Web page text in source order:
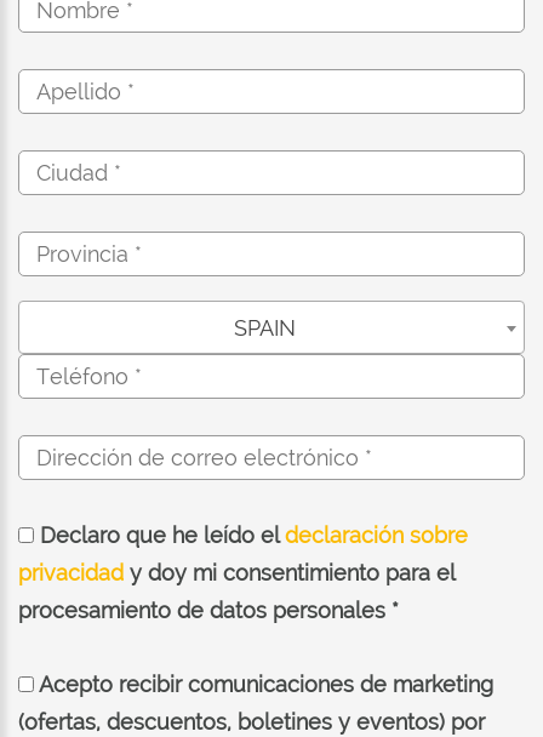
SPAIN
Declaro que he leído eldeclaración sobre
privacidad y doy mi consentimiento para el
procesamiento de datos personales *
Acepto recibir comunicaciones de marketing
(ofertas, descuentos, boletines y eventos) por